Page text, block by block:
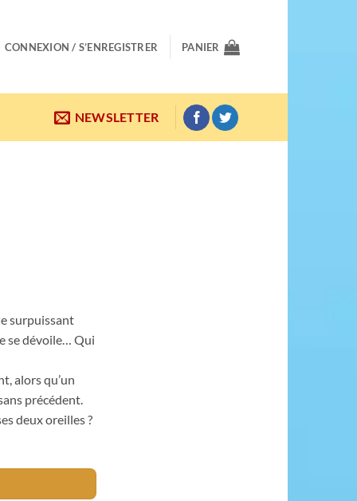
CONNEXION / S’ENREGISTRER PANIER
NEWSLETTER
surpuissant
se dévoile… Qui
alors qu’un
précédent.
deux oreilles ?